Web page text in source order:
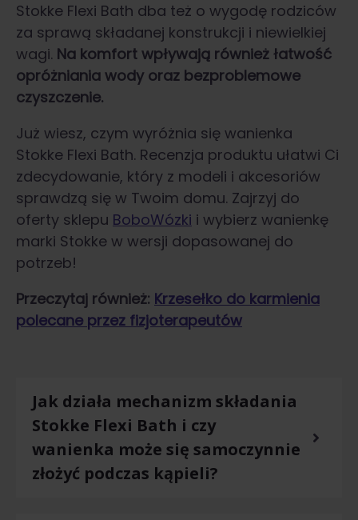
Stokke Flexi Bath dba też o wygodę rodziców
za sprawą składanej konstrukcji i niewielkiej
wagi. Na komfort wpływają również łatwość
opróżniania wody oraz bezproblemowe
czyszczenie.
Już wiesz, czym wyróżnia się wanienka
Stokke Flexi Bath. Recenzja produktu ułatwi Ci
zdecydowanie, który z modeli i akcesoriów
sprawdzą się w Twoim domu. Zajrzyj do
oferty sklepu BoboWózki i wybierz wanienkę
marki Stokke w wersji dopasowanej do
potrzeb!
Przeczytaj również: Krzesełko do karmienia
polecane przez fizjoterapeutów
Jak działa mechanizm składania
Stokke Flexi Bath i czy
wanienka może się samoczynnie
złożyć podczas kąpieli?